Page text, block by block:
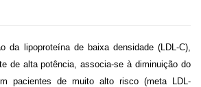
da lipoproteína de baixa densidade (LDL-C),
de alta potência, associa-se à diminuição do
pacientes de muito alto risco (meta LDL-